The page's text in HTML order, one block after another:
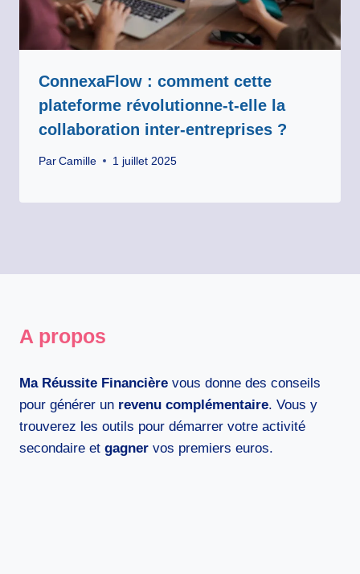
ConnexaFlow : comment cette
plateforme révolutionne-t-elle la
collaboration inter-entreprises ?
Par Camille 1 juillet 2025
A propos
Ma Réussite Financière vous donne des conseils
pour générer un revenu complémentaire. Vous y
trouverez les outils pour démarrer votre activité
secondaire et gagner vos premiers euros.